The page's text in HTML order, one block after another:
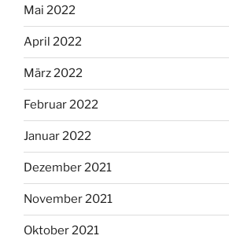
Mai 2022
April 2022
März 2022
Februar 2022
Januar 2022
Dezember 2021
November 2021
Oktober 2021